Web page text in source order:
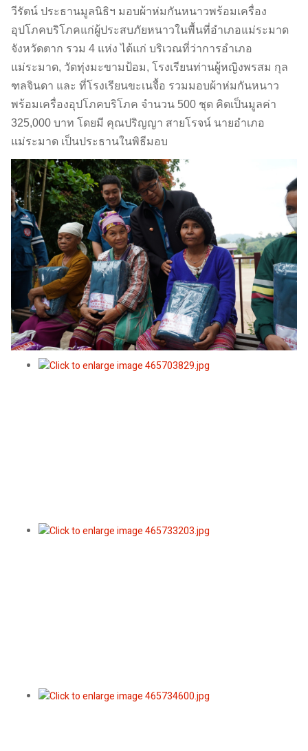
วีรัตน์ ประธานมูลนิธิฯ มอบผ้าห่มกันหนาวพร้อมเครื่อง
อุปโภคบริโภคแก่ผู้ประสบภัยหนาวในพื้นที่อำเภอแม่ระมาด
จังหวัดตาก รวม 4 แห่ง ได้แก่ บริเวณที่ว่าการอำเภอ
แม่ระมาด, วัดทุ่งมะขามป้อม, โรงเรียนท่านผู้หญิงพรสม กุล
ฑลจินดา และ ที่โรงเรียนขะเนจื้อ รวมมอบผ้าห่มกันหนาว
พร้อมเครื่องอุปโภคบริโภค จำนวน 500 ชุด คิดเป็นมูลค่า
325,000 บาท โดยมี คุณปริญญา สายโรจน์ นายอำเภอ
แม่ระมาด เป็นประธานในพิธีมอบ